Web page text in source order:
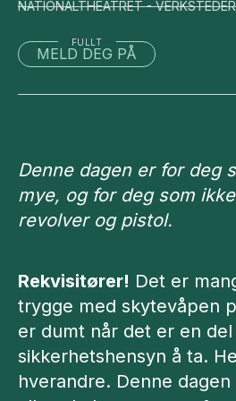
NATIONALTHEATRET - VERKSTEDER
MELD DEG PÅ
FULLT
Denne dagen er for deg
mye, og for deg som
revolver og pistol.
Rekvisitører! Det er
trygge med skytevåpen
er dumt når det er en del
sikkerhetshensyn å ta.
hverandre. Denne